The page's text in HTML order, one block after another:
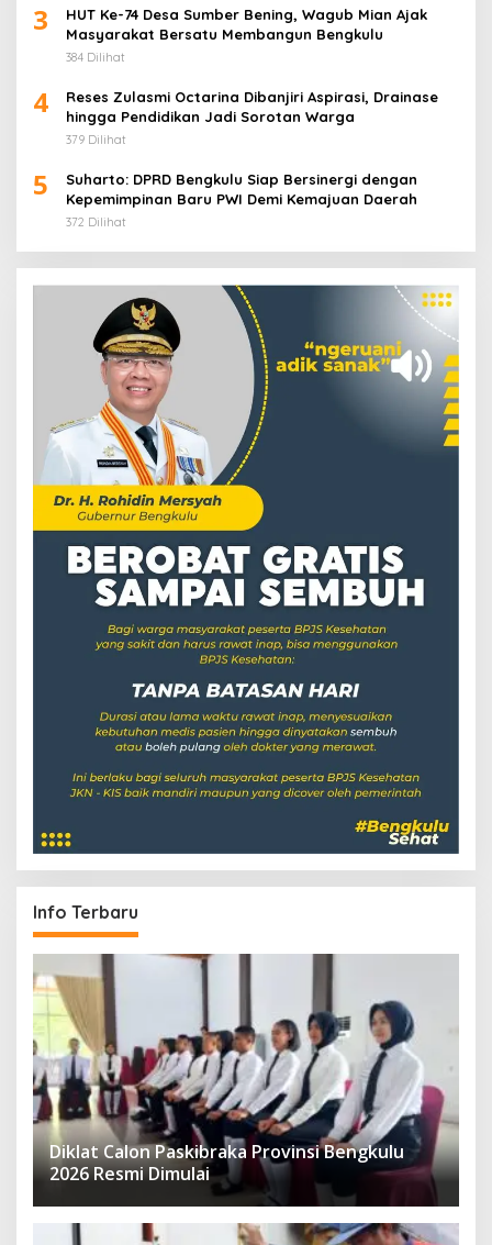
3
HUT Ke-74 Desa Sumber Bening, Wagub Mian Ajak
Masyarakat Bersatu Membangun Bengkulu
384 Dilihat
4
Reses Zulasmi Octarina Dibanjiri Aspirasi, Drainase
hingga Pendidikan Jadi Sorotan Warga
379 Dilihat
5
Suharto: DPRD Bengkulu Siap Bersinergi dengan
Kepemimpinan Baru PWI Demi Kemajuan Daerah
372 Dilihat
Info Terbaru
Diklat Calon Paskibraka Provinsi Bengkulu
2026 Resmi Dimulai